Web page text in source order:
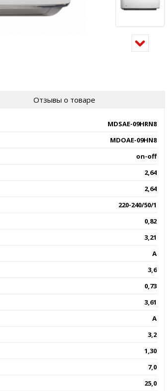
Отзывы о товаре
MDSAE-09HRN8
MDOAE-09HN8
on-off
2,64
2,64
220-240/50/1
0,82
3,21
A
3,6
0,73
3,61
А
3,2
1,30
7,0
25,0